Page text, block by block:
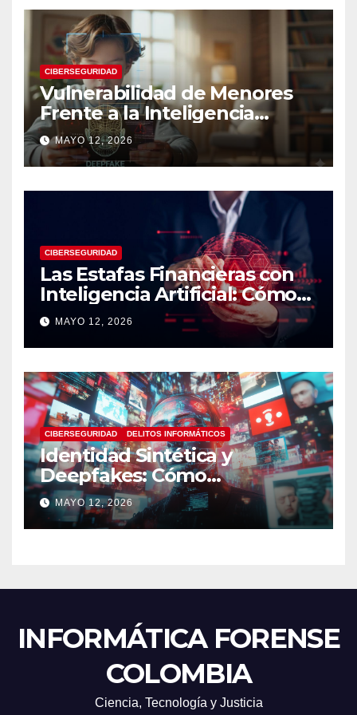
CIBERSEGURIDAD
Vulnerabilidad de Menores
Frente a la Inteligencia
Artificial: Riesgos Digitales,
Manipulación y Protección
Tecnológica
MAYO 12, 2026
CIBERSEGURIDAD
Las Estafas Financieras con
Inteligencia Artificial: Cómo
Operan, Cómo Detectarlas y
Cómo Protegerse
MAYO 12, 2026
CIBERSEGURIDAD DELITOS INFORMÁTICOS
Identidad Sintética y
Deepfakes: Cómo
Detectarlos y Qué
Herramientas Utilizar en
Investigaciones Digitales
MAYO 12, 2026
INFORMÁTICA FORENSE
COLOMBIA
Ciencia, Tecnología y Justicia